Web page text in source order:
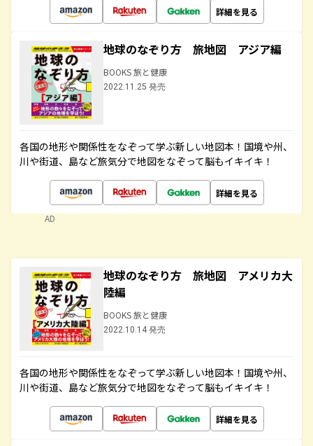
詳細を見る
地球のなぞり方 旅地図 アジア編
BOOKS 旅と健康
2022.11.25 発売
各国の地形や関係性をなぞって学ぶ新しい地図本！国境や州、
川や街道、島など旅気分で地図をなぞって脳もイキイキ！
詳細を見る
AD
地球のなぞり方 旅地図 アメリカ大
陸編
BOOKS 旅と健康
2022.10.14 発売
各国の地形や関係性をなぞって学ぶ新しい地図本！国境や州、
川や街道、島など旅気分で地図をなぞって脳もイキイキ！
詳細を見る